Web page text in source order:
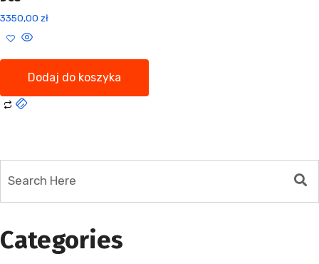
3350,00 zł
Dodaj do koszyka
Categories